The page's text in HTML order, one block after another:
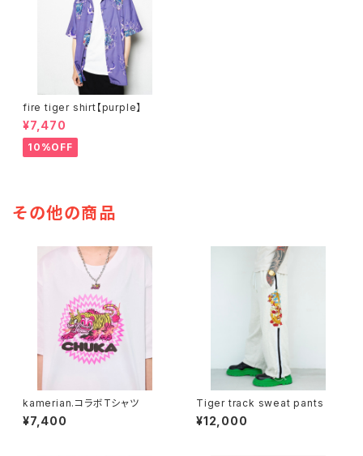
fire tiger shirt【purple】
¥7,470
10%OFF
その他の商品
kamerian.コラボTシャツ
¥7,400
Tiger track sweat pants
¥12,000